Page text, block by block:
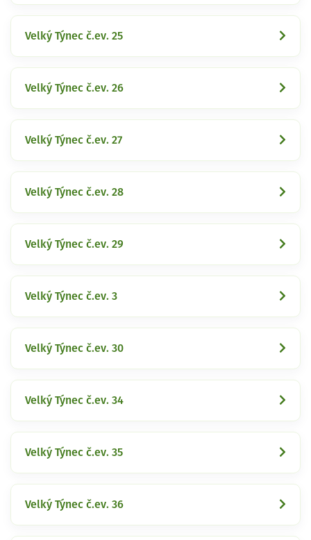
Velký Týnec č.ev. 25
Velký Týnec č.ev. 26
Velký Týnec č.ev. 27
Velký Týnec č.ev. 28
Velký Týnec č.ev. 29
Velký Týnec č.ev. 3
Velký Týnec č.ev. 30
Velký Týnec č.ev. 34
Velký Týnec č.ev. 35
Velký Týnec č.ev. 36